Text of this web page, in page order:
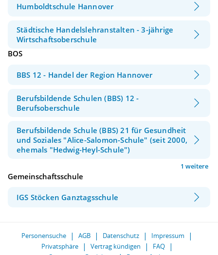
Humboldtschule Hannover
Städtische Handelslehranstalten - 3-jährige
Wirtschaftsoberschule
BOS
BBS 12 - Handel der Region Hannover
Berufsbildende Schulen (BBS) 12 -
Berufsoberschule
Berufsbildende Schule (BBS) 21 für Gesundheit
und Soziales "Alice-Salomon-Schule" (seit 2000,
ehemals "Hedwig-Heyl-Schule")
1 weitere
Gemeinschaftsschule
IGS Stöcken Ganztagsschule
Personensuche AGB Datenschutz
Impressum
Privatsphäre
Vertrag kündigen
FAQ